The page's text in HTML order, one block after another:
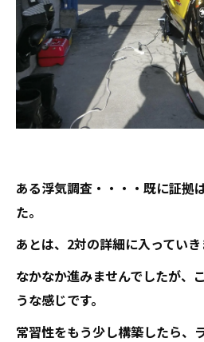
ある浮気調査・・・・既に証拠
た。
あとは、2対の詳細に入っていき
なかなか進みませんでしたが、
うな感じです。
常習性をもう少し構築したら、